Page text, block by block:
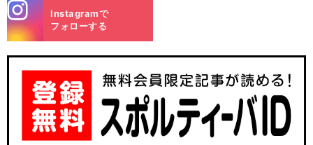
m
Instagramで
フォローする